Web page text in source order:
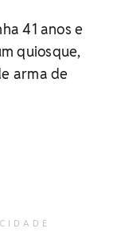
41 anos e
quiosque,
arma de